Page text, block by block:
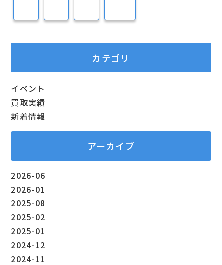
カテゴリ
イベント
買取実績
新着情報
アーカイブ
2026-06
2026-01
2025-08
2025-02
2025-01
2024-12
2024-11